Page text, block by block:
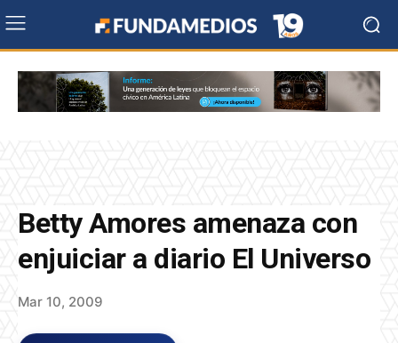
Betty Amores amenaza con
enjuiciar a diario El Universo
Mar 10, 2009